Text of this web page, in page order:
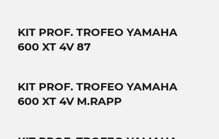
KIT PROF. TROFEO YAMAHA
600 XT 4V 87
KIT PROF. TROFEO YAMAHA
600 XT 4V M.RAPP